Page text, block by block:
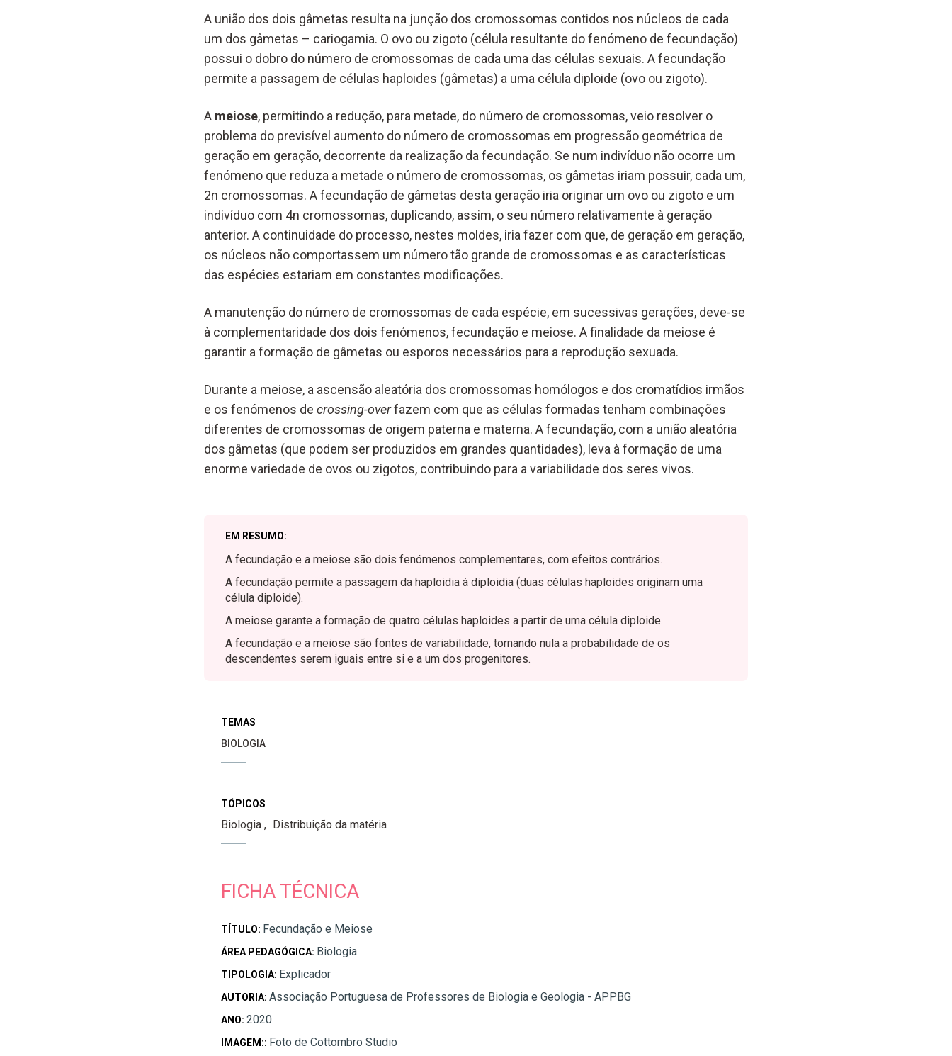
A união dos dois gâmetas resulta na junção dos cromossomas contidos nos núcleos de cada
um dos gâmetas – cariogamia. O ovo ou zigoto (célula resultante do fenómeno de fecundação)
possui o dobro do número de cromossomas de cada uma das células sexuais. A fecundação
permite a passagem de células haploides (gâmetas) a uma célula diploide (ovo ou zigoto).
A meiose, permitindo a redução, para metade, do número de cromossomas, veio resolver o
problema do previsível aumento do número de cromossomas em progressão geométrica de
geração em geração, decorrente da realização da fecundação. Se num indivíduo não ocorre um
fenómeno que reduza a metade o número de cromossomas, os gâmetas iriam possuir, cada um,
2n cromossomas. A fecundação de gâmetas desta geração iria originar um ovo ou zigoto e um
indivíduo com 4n cromossomas, duplicando, assim, o seu número relativamente à geração
anterior. A continuidade do processo, nestes moldes, iria fazer com que, de geração em geração,
os núcleos não comportassem um número tão grande de cromossomas e as características
das espécies estariam em constantes modificações.
A manutenção do número de cromossomas de cada espécie, em sucessivas gerações, deve-se
à complementaridade dos dois fenómenos, fecundação e meiose. A finalidade da meiose é
garantir a formação de gâmetas ou esporos necessários para a reprodução sexuada.
Durante a meiose, a ascensão aleatória dos cromossomas homólogos e dos cromatídios irmãos
e os fenómenos de crossing-overfazem com que as células formadas tenham combinações
diferentes de cromossomas de origem paterna e materna. A fecundação, com a união aleatória
dos gâmetas (que podem ser produzidos em grandes quantidades), leva à formação de uma
enorme variedade de ovos ou zigotos, contribuindo para a variabilidade dos seres vivos.
EM RESUMO:
A fecundação e a meiose são dois fenómenos complementares, com efeitos contrários.
A fecundação permite a passagem da haploidia à diploidia (duas células haploides originam uma
célula diploide).
A meiose garante a formação de quatro células haploides a partir de uma célula diploide.
A fecundação e a meiose são fontes de variabilidade, tornando nula a probabilidade de os
descendentes serem iguais entre si e a um dos progenitores.
TEMAS
BIOLOGIA
TÓPICOS
Biologia Distribuição da matéria
FICHA TÉCNICA
TÍTULO: Fecundação e Meiose
ÁREA PEDAGÓGICA: Biologia
TIPOLOGIA: Explicador
AUTORIA: Associação Portuguesa de Professores de Biologia e Geologia - APPBG
ANO: 2020
IMAGEM:: Foto de Cottombro Studio